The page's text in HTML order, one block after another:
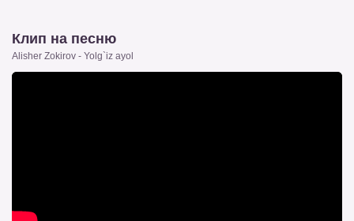
Клип на песню
Alisher Zokirov - Yolg`iz ayol